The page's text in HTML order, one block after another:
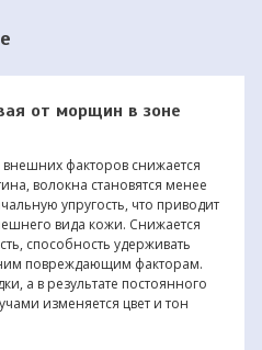
от морщин в зоне
факторов снижается
волокна становятся менее
упругость, что приводит
вида кожи. Снижается
способность удерживать
повреждающим факторам.
а в результате постоянного
изменяется цвет и тон